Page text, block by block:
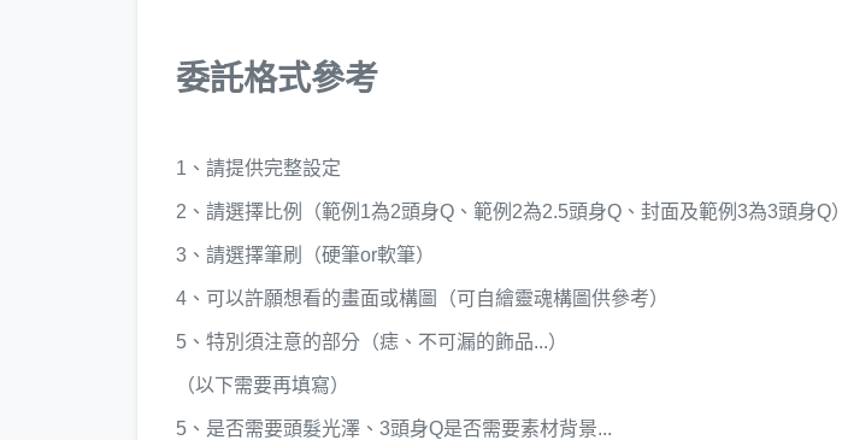
委託格式參考
1、請提供完整設定
2、請選擇比例（範例1為2頭身Q、範例2為2.5頭身Q、封面及範例3為3頭身Q）
3、請選擇筆刷（硬筆or軟筆）
4、可以許願想看的畫面或構圖（可自繪靈魂構圖供參考）
5、特別須注意的部分（痣、不可漏的飾品...）
（以下需要再填寫）
5、是否需要頭髮光澤、3頭身Q是否需要素材背景...